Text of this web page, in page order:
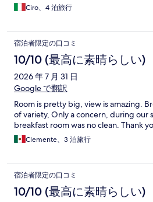
Ciro、4 泊旅行
宿泊者限定の口コミ
10/10 (最高に素晴らしい)
2026 年 7 月 31 日
Google で翻訳
Room is pretty big, view is amazing.
of variety, Only a concern, during our
breakfast room was no clean. Thank
Clemente、3 泊旅行
宿泊者限定の口コミ
10/10 (最高に素晴らしい)